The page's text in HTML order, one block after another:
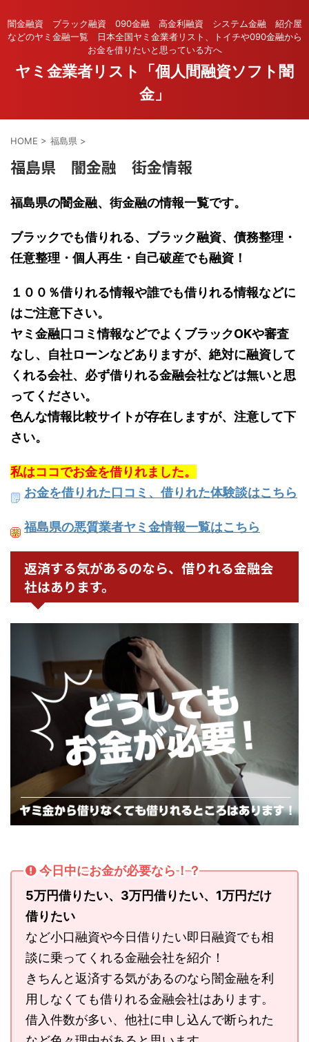
闇金融資 ブラック融資 090金融 高金利融資 システム金融 紹介屋
などのヤミ金融一覧 日本全国ヤミ金業者リスト、トイチや090金融から
お金を借りたいと思っている方へ
ヤミ金業者リスト「個人間融資ソフト闇
金」
HOME > 福島県 >
福島県 闇金融 街金情報
福島県の闇金融、街金融の情報一覧です。
ブラックでも借りれる、ブラック融資、債務整理・
任意整理・個人再生・自己破産でも融資！
１００％借りれる情報や誰でも借りれる情報などに
はご注意下さい。
ヤミ金融口コミ情報などでよくブラックOKや審査
なし、自社ローンなどありますが、絶対に融資して
くれる会社、必ず借りれる金融会社などは無いと思
ってください。
色んな情報比較サイトが存在しますが、注意して下
さい。
私はココでお金を借りれました。
お金を借りれた口コミ、借りれた体験談はこちら
福島県の悪質業者ヤミ金情報一覧はこちら
返済する気があるのなら、借りれる金融会
社はあります。
今日中にお金が必要なら！？
5万円借りたい、3万円借りたい、1万円だけ
借りたい
など小口融資や今日借りたい即日融資でも相
談に乗ってくれる金融会社を紹介！
きちんと返済する気があるのなら闇金融を利
用しなくても借りれる金融会社はあります。
借入件数が多い、他社に申し込んで断られた